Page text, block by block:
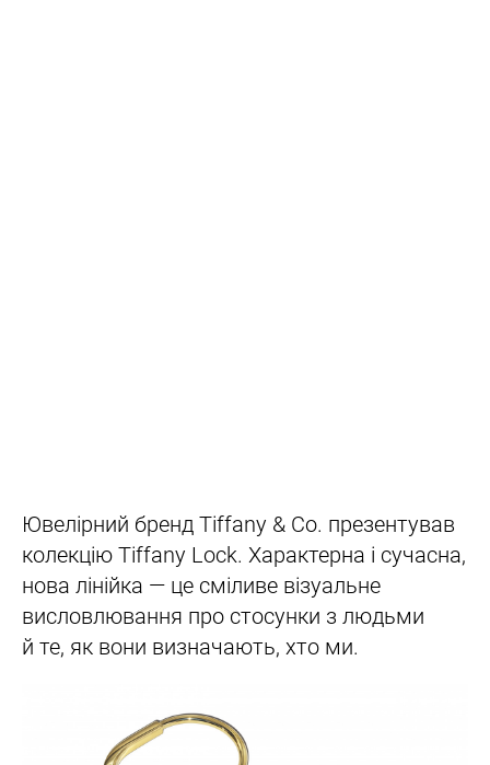
Ювелірний бренд Tiffany & Co. презентував
колекцію Tiffany Lock. Характерна і сучасна,
нова лінійка — це сміливе візуальне
висловлювання про стосунки з людьми
й те, як вони визначають, хто ми.